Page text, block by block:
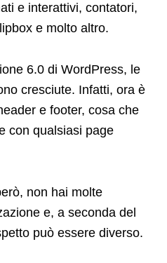
e interattivi, contatori,
e molto altro.
6.0 di WordPress, le
cresciute. Infatti, ora è
e footer, cosa che
con qualsiasi page
non hai molte
e, a seconda del
può essere diverso.